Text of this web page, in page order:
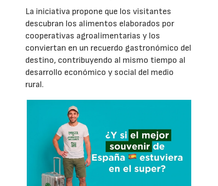
La iniciativa propone que los visitantes
descubran los alimentos elaborados por
cooperativas agroalimentarias y los
conviertan en un recuerdo gastronómico del
destino, contribuyendo al mismo tiempo al
desarrollo económico y social del medio
rural.